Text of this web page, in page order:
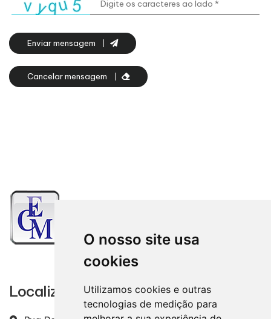
O nosso site usa
cookies
Utilizamos cookies e outras
tecnologias de medição para
Enviar mensagem
Cancelar mensagem
Localização